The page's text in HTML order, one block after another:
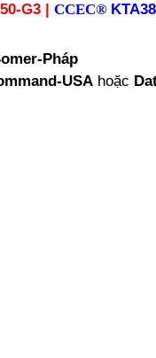
G3 | CCEC®
Pháp
USA hoặc